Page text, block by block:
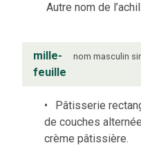
Autre nom de
mille-
feuille
nom masculin
Pâtisserie
de couches
crème pâtissière.